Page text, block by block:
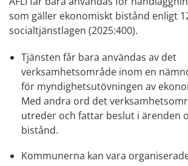
som gäller ekonomiskt bistånd enligt
socialtjänstlagen (2025:400).
Tjänsten får bara användas av det
verksamhetsområde inom en
för myndighetsutövningen av
Med andra ord det
utreder och fattar beslut i ärenden
bistånd.
Kommunerna kan vara